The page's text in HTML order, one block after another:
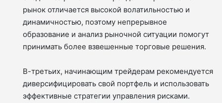
рынок отличается высокой волатильностью и
динамичностью, поэтому непрерывное
образование и анализ рыночной ситуации помогут
принимать более взвешенные торговые решения.
В-третьих, начинающим трейдерам рекомендуется
диверсифицировать свой портфель и использовать
эффективные стратегии управления рисками.